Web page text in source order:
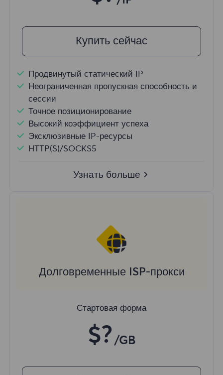
Купить сейчас
Продвинутый статический IP
Неограниченная пропускная способность и
сессии
Точное позиционирование
Высокий коэффициент успеха
Эксклюзивные IP-ресурсы
HTTP(S)/SOCKS5
Узнать больше
Долговременные ISP-прокси
Стартовая форма
$? /GB